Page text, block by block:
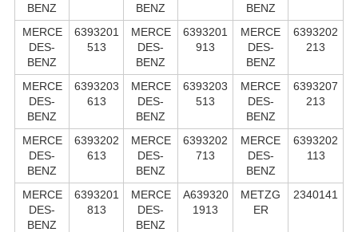
BENZ
BENZ
BENZ
MERCE
DES-
BENZ
6393201
513
MERCE
DES-
BENZ
6393201
913
MERCE
DES-
BENZ
6393202
213
MERCE
DES-
BENZ
6393203
613
MERCE
DES-
BENZ
6393203
513
MERCE
DES-
BENZ
6393207
213
MERCE
DES-
BENZ
6393202
613
MERCE
DES-
BENZ
6393202
713
MERCE
DES-
BENZ
6393202
113
MERCE
DES-
BENZ
6393201
813
MERCE
DES-
BENZ
A639320
1913
METZG
ER
2340141